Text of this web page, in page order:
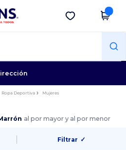
app!
Descargar app
Ropa Deportiva Mujeres
al por mayor y al por menor
Filtrar ✓